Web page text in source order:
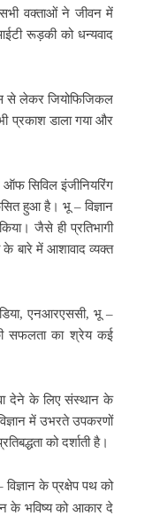
वक्ताओं ने जीवन में
रूड़की को धन्यवाद
से लेकर जियोफिजिकल
प्रकाश डाला गया और
सिविल इंजीनियरिंग
हुआ है। भू – विज्ञान
जैसे ही प्रतिभागी
के बारे में आशावाद व्यक्त
एनआरएससी, भू –
सफलता का श्रेय कई
देने के लिए संस्थान के
में उभरते उपकरणों
को दर्शाती है।
के प्रक्षेप पथ को
के भविष्य को आकार दे